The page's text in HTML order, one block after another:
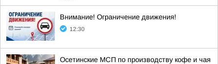
Внимание! Ограничение движения!
12:30
Осетинские МСП по производству кофе и чая